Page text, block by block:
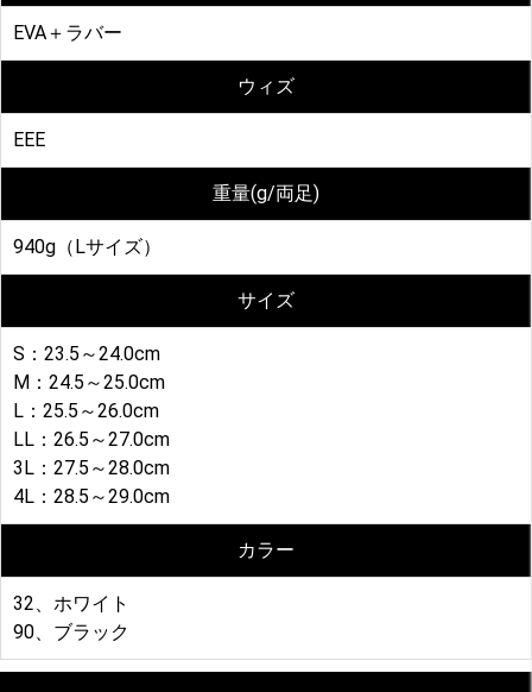
EVA＋ラバー
ウィズ
EEE
重量(g/両足)
940g（Lサイズ）
サイズ
S：23.5～24.0cm
M：24.5～25.0cm
L：25.5～26.0cm
LL：26.5～27.0cm
3L：27.5～28.0cm
4L：28.5～29.0cm
カラー
32、ホワイト
90、ブラック